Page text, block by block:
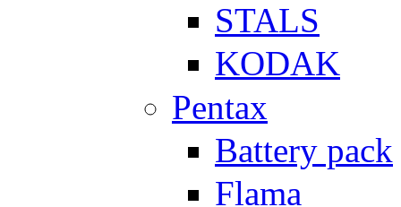
STALS
KODAK
Pentax
Battery pack
Flama